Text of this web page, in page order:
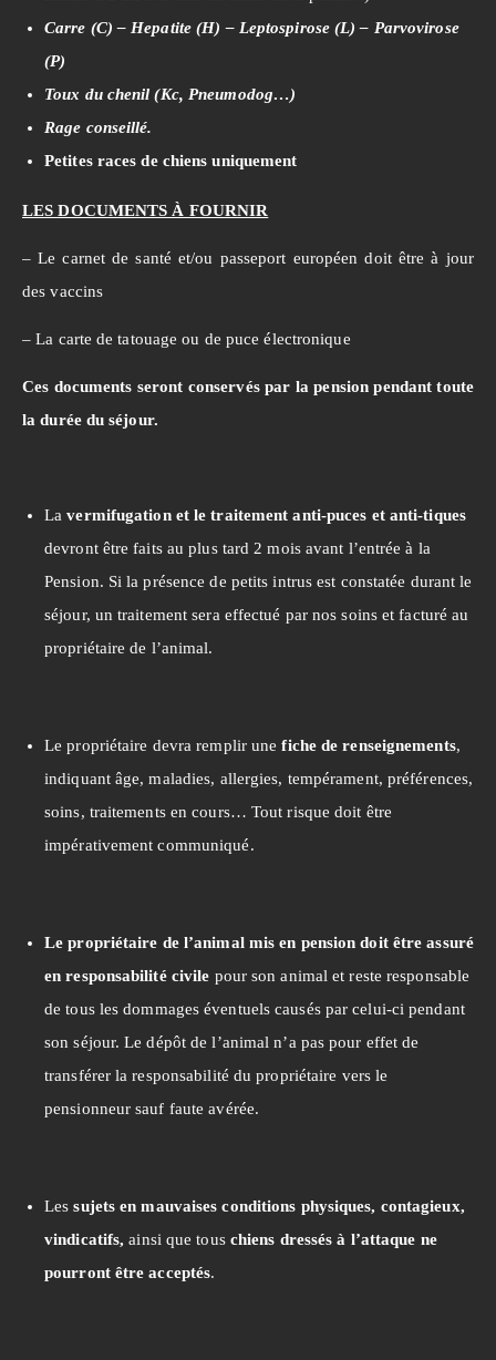
Carre (C) – Hepatite (H) – Leptospirose (L) – Parvovirose
(P)
Toux du chenil (Kc, Pneumodog…)
Rage conseillé.
Petites races de chiens uniquement
LES DOCUMENTS À FOURNIR
– Le carnet de santé et/ou passeport européen doit être à jour
des vaccins
– La carte de tatouage ou de puce électronique
Ces documents seront conservés par la pension pendant toute
la durée du séjour.
Lavermifugation et le traitement anti-puces et anti-tiques
devront être faits au plus tard 2 mois avant l’entrée à la
Pension. Si la présence de petits intrus est constatée durant le
séjour, un traitement sera effectué par nos soins et facturé au
propriétaire de l’animal.
Le propriétaire devra remplir unefiche de renseignements,
indiquant âge, maladies, allergies, tempérament, préférences,
soins, traitements en cours… Tout risque doit être
impérativement communiqué.
Le propriétaire de l’animal mis en pension doit être assuré
en responsabilité civile pour son animal et reste responsable
de tous les dommages éventuels causés par celui-ci pendant
son séjour. Le dépôt de l’animal n’a pas pour effet de
transférer la responsabilité du propriétaire vers le
pensionneur sauf faute avérée.
Lessujets en mauvaises conditions physiques, contagieux,
vindicatifs, ainsi que tous chiens dressés à l’attaque ne
pourront être acceptés.